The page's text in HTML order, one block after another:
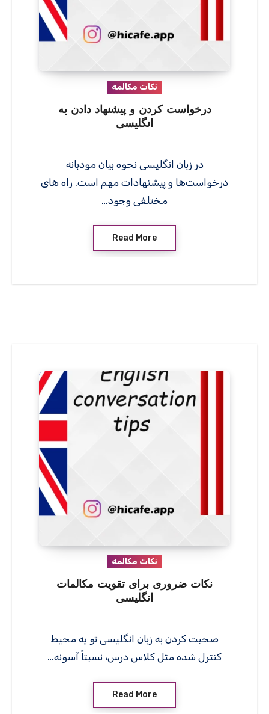
نکات مکالمه
درخواست کردن و پیشنهاد دادن به
انگلیسی
در زبان انگلیسی نحوه بیان مودبانه
درخواست‌ها و پیشنهادات مهم است. راه های
مختلفی وجود…
Read More
نکات مکالمه
نکات ضروری برای تقویت مکالمات
انگلیسی
صحبت کردن به زبان انگلیسی تو یه محیط
کنترل شده مثل کلاس درس، نسبتاً آسونه…
Read More